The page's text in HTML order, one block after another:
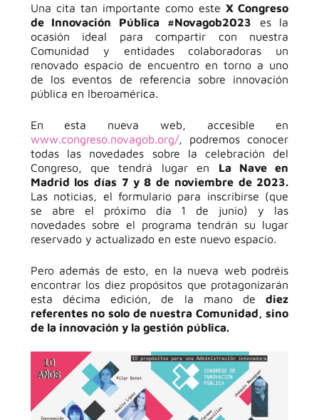
Una cita tan importante como esteX Congreso
de Innovación Pública #Novagob2023 es la
ocasión ideal para compartir con nuestra
Comunidad y entidades colaboradoras un
renovado espacio de encuentro en torno a uno
de los eventos de referencia sobre innovación
pública en Iberoamérica.
En esta nueva web, accesible en
www.congreso.novagob.org/, podremos conocer
todas las novedades sobre la celebración del
Congreso, que tendrá lugar en La Nave en
Madrid los días 7 y 8 de noviembre de 2023.
Las noticias, el formulario para inscribirse (que
se abre el próximo día 1 de junio) y las
novedades sobre el programa tendrán su lugar
reservado y actualizado en este nuevo espacio.
Pero además de esto, en la nueva web podréis
encontrar los diez propósitos que protagonizarán
esta décima edición, de la mano dediez
referentes no solo de nuestra Comunidad, sino
de la innovación y la gestión pública.